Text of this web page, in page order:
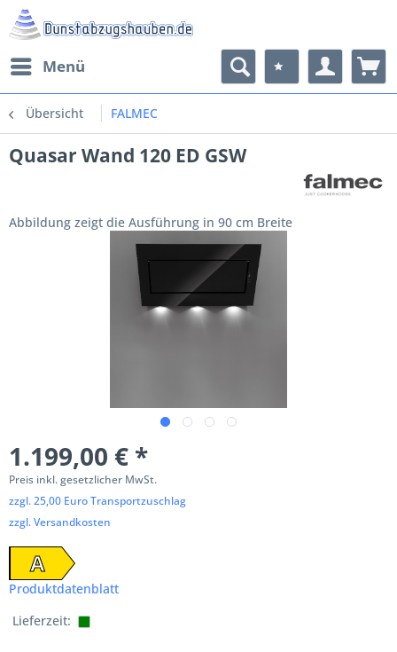
Menü
Übersicht FALMEC
Quasar Wand 120 ED GSW
Abbildung zeigt die Ausführung in 90 cm Breite
1.199,00 € *
Preis inkl. gesetzlicher MwSt.
zzgl. 25,00 Euro Transportzuschlag
zzgl. Versandkosten
A
Produktdatenblatt
Lieferzeit: